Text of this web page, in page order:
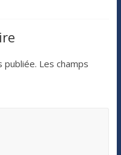
publiée. Les champs